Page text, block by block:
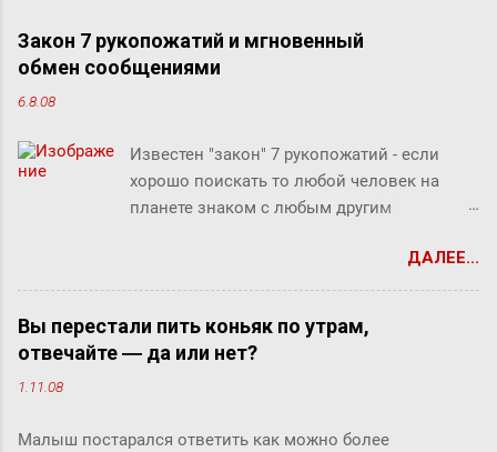
Закон 7 рукопожатий и мгновенный
обмен сообщениями
6.8.08
Известен "закон" 7 рукопожатий - если
хорошо поискать то любой человек на
планете знаком с любым другим
людьми. Этот как бы закон, разумеется, не
доказан, но есть предположение что он
Закон вполне отражает концепцию
"маленького мира", который продолжает
Microsofr Research решили проверить на
ДАЛЕЕ...
Вы перестали пить коньяк по утрам,
отвечайте ― да или нет?
1.11.08
Малыш постарался ответить как можно более